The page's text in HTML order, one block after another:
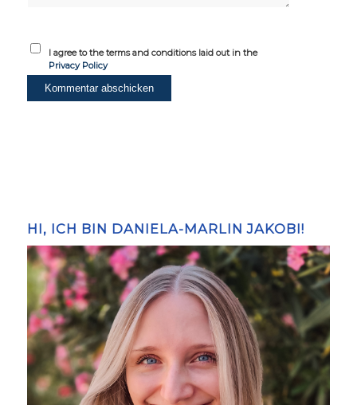
I agree to the terms and conditions laid out in the
Privacy Policy
HI, ICH BIN DANIELA-MARLIN JAKOBI!